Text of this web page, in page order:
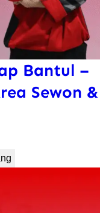
Bantul –
Sewon &